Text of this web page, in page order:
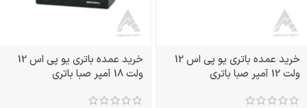
خرید عمده باتری یو پی اس 12
ولت 12 آمپر صبا باتری
خرید عمده باتری یو پی اس 12
ولت 18 آمپر صبا باتری